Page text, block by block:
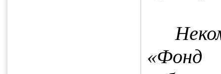
«Фонд